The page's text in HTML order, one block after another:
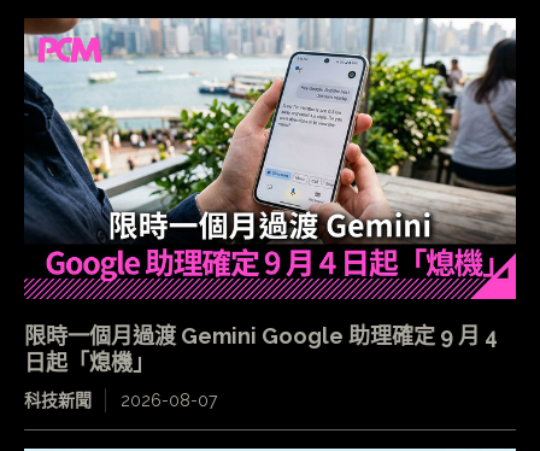
限時一個月過渡 Gemini Google 助理確定 9 月 4
日起「熄機」
科技新聞 2026-08-07